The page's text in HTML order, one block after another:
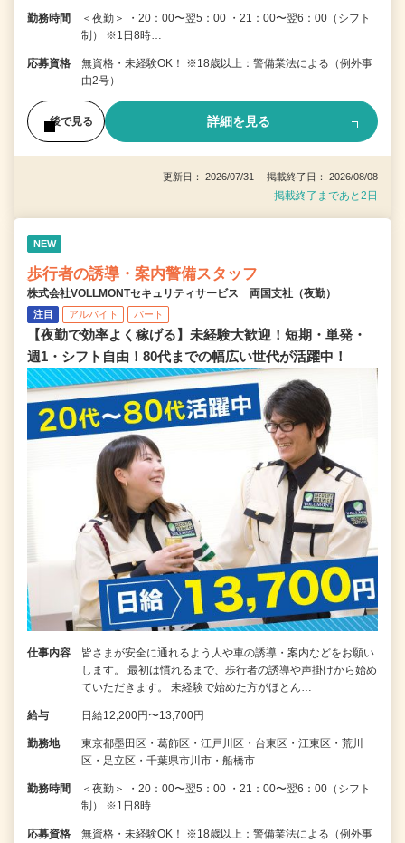
勤務時間
＜夜勤＞ ・20：00〜翌5：00 ・21：00〜翌6：00（シフト
制） ※1日8時…
応募資格
無資格・未経験OK！ ※18歳以上：警備業法による（例外事
由2号）
後で見る 詳細を見る
更新日： 2026/07/31 掲載終了日： 2026/08/08
掲載終了まであと2日
NEW
歩行者の誘導・案内警備スタッフ
株式会社VOLLMONTセキュリティサービス 両国支社（夜勤）
注目 アルバイト パート
【夜勤で効率よく稼げる】未経験大歓迎！短期・単発・
週1・シフト自由！80代までの幅広い世代が活躍中！
仕事内容
皆さまが安全に通れるよう人や車の誘導・案内などをお願い
します。 最初は慣れるまで、歩行者の誘導や声掛けから始め
ていただきます。 未経験で始めた方がほとん…
給与 日給12,200円〜13,700円
勤務地
東京都墨田区・葛飾区・江戸川区・台東区・江東区・荒川
区・足立区・千葉県市川市・船橋市
勤務時間
＜夜勤＞ ・20：00〜翌5：00 ・21：00〜翌6：00（シフト
制） ※1日8時…
応募資格
無資格・未経験OK！ ※18歳以上：警備業法による（例外事